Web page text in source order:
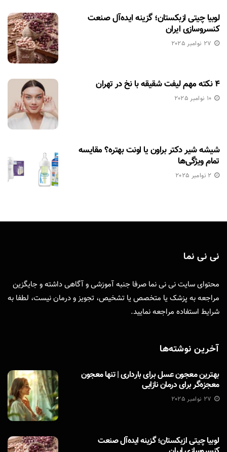
لوبیا چیتی ازبکستان؛ گزینه ایده‌آل صنعت
کنسروسازی ایران
27 نوامبر 2025
۴ نکته مهم لیفت شقیقه با نخ در تهران
10 نوامبر 2025
شیشه شیر دکتر براون یا اونت بهتره؟ مقایسه
تمام ویژگی‌ها
2 نوامبر 2025
نی نی نما
محتوای سایت نی نی نما صرفا جنبه آموزشی و آگاهی داشته و جایگزین
مراجعه به پزشک یا متخصص یا تشخیص، تجویز و درمان نیست، لطفا به
شرایط استفاده مراجعه نمایید.
آخرین نوشته‌ها
بهترین معجون عسل برای بارداری | تنها معجون
معجزه‌گر برای درمان نازایی
27 نوامبر 2025
لوبیا چیتی ازبکستان؛ گزینه ایده‌آل صنعت